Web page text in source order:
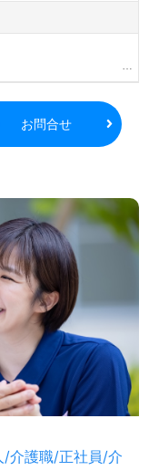
全国に350拠点以
ンランク上の介
も届く企業様で
する！『笑顔と
ん、これから介護
介護業界未経験者
。入社時期はあ
仕事をしながら
リアプラン、そ
ムもおすすめポ
たい、やりがいの
ている、専門性を
ャレンジしたい』
』『転職でキャ
の方も大歓迎で
グスタッフ紹介専
問い合わせも遠
円/月、ケアマネ5,000
。
あり）
お問合せ
/介護職/正社員/介